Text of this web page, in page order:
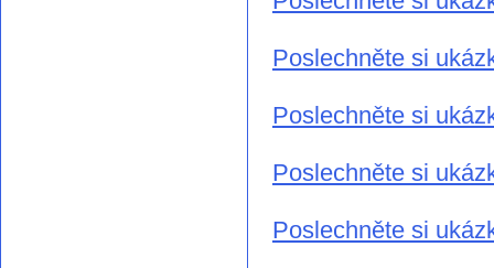
Poslechněte si
Poslechněte si
Poslechněte si
Poslechněte si